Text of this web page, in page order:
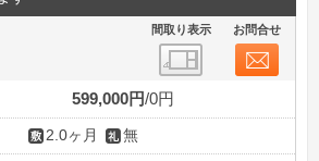
間取り表示 お問合せ
599,000円 0円
2.0ヶ月 無